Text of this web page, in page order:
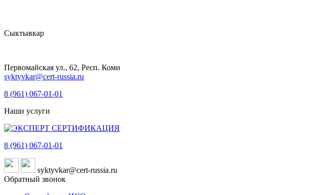
Сыктывкар
Первомайская ул., 62, Респ. Коми
syktyvkar@cert-russia.ru
8 (961) 067-01-01
Наши услуги
8 (961) 067-01-01
syktyvkar@cert-russia.ru
Обратный звонок